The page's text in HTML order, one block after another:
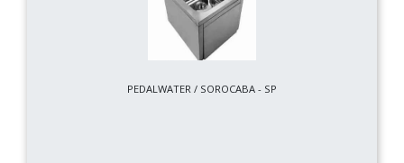
PEDALWATER / SOROCABA - SP